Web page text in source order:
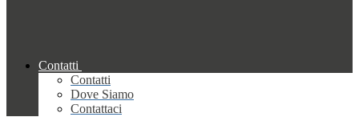
Contatti
Contatti
Dove Siamo
Contattaci